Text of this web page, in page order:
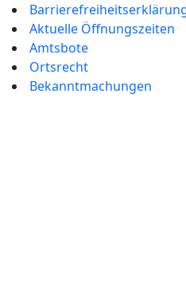
Aktuelle Öffnungszeiten
Amtsbote
Ortsrecht
Bekannt­machungen